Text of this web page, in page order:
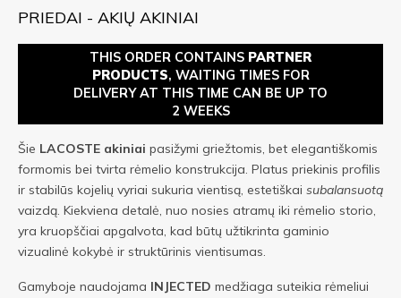
PRIEDAI - AKIŲ AKINIAI
THIS ORDER CONTAINS PARTNER
PRODUCTS, WAITING TIMES FOR
DELIVERY AT THIS TIME CAN BE UP TO
2 WEEKS
Šie LACOSTE akiniai pasižymi griežtomis, bet elegantiškomis
formomis bei tvirta rėmelio konstrukcija. Platus priekinis profilis
ir stabilūs kojelių vyriai sukuria vientisą, estetiškai subalansuotą
vaizdą. Kiekviena detalė, nuo nosies atramų iki rėmelio storio,
yra kruopščiai apgalvota, kad būtų užtikrinta gaminio
vizualinė kokybė ir struktūrinis vientisumas.
Gamyboje naudojama INJECTED medžiaga suteikia rėmeliui